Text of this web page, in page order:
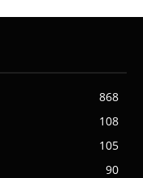
868
108
105
90